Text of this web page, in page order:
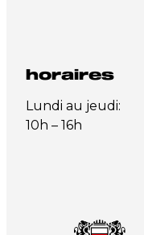
horaires
Lundi au jeudi:
10h – 16h